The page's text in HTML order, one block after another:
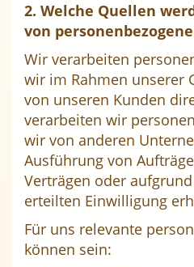
2. Welche Quellen
von
Wir verarbeiten
wir im Rahmen unserer
von unseren Kunden
verarbeiten wir
wir von anderen
Ausführung von
Verträgen oder
erteilten Einwilligung
Für uns relevante
können sein: